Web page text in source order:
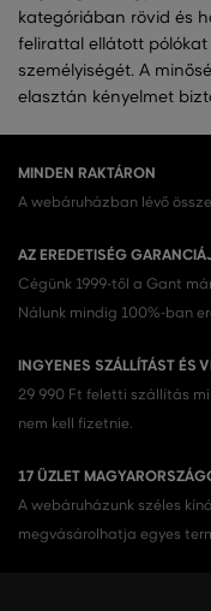
kategóriában rövid és
felirattal ellátott pólókat
személyiségét. A
elasztán kényelmet
MINDEN RAKTÁRON
A webáruházban lévő
AZ EREDETISÉG
Cégünk 1999-től a Gant
Nálunk mindig 100%-ban
INGYENES SZÁLLÍTÁST ÉS
29 990 Ft feletti szállítás
nem kell fizetnie.
17 ÜZLET
A webáruházunk széles
megvásárolhatja egyes